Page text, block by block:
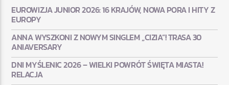
EUROWIZJA JUNIOR 2026: 16 KRAJÓW, NOWA PORA I HITY Z
EUROPY
ANNA WYSZKONI Z NOWYM SINGLEM „CIZIA”! TRASA 30
ANIAVERSARY
DNI MYŚLENIC 2026 – WIELKI POWRÓT ŚWIĘTA MIASTA!
RELACJA